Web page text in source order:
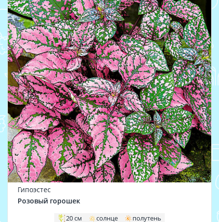
Гипоэстес
Розовый горошек
20 см солнце полутень